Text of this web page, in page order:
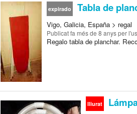
expirado Tabla de
Vigo, Galicia, España > regal
Publicatfa més de 8 anysper
Regalo tabla de planchar.
lliurat